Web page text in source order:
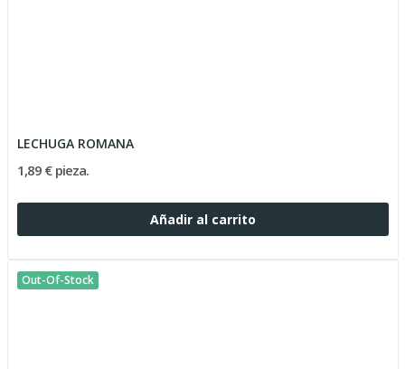
LECHUGA ROMANA
1,89 € pieza.
Añadir al carrito
Out-Of-Stock